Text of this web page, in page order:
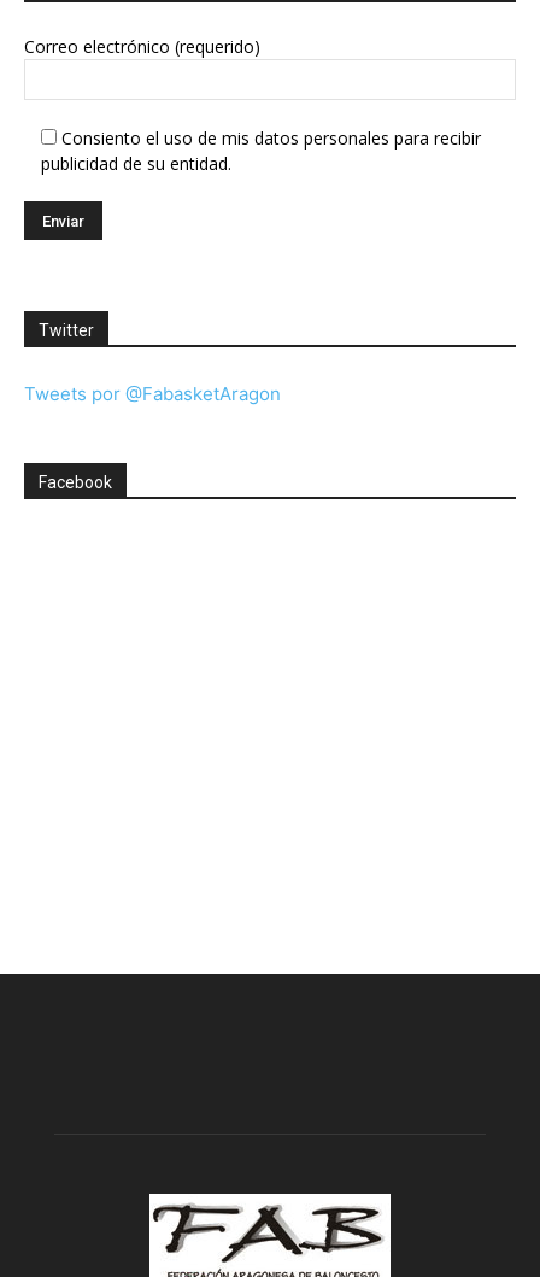
Correo electrónico (requerido)
Consiento el uso de mis datos personales para recibir
publicidad de su entidad.
Twitter
Tweets por @FabasketAragon
Facebook